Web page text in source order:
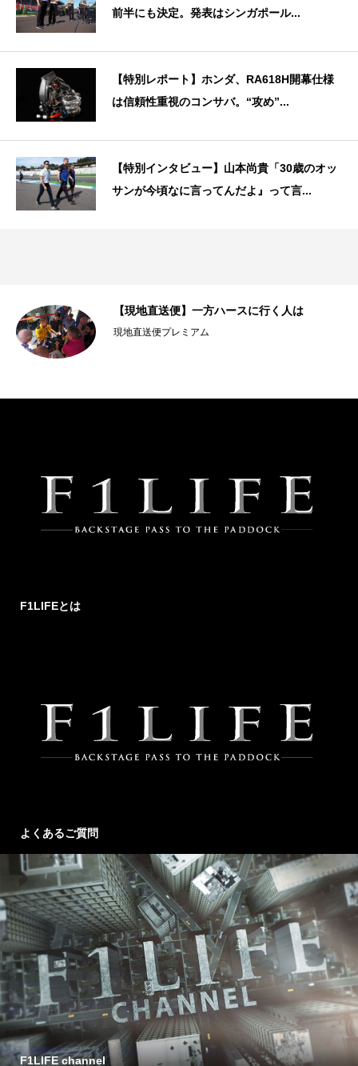
前半にも決定。発表はシンガポール...
【特別レポート】ホンダ、RA618H開幕仕様
は信頼性重視のコンサバ。“攻め”...
【特別インタビュー】山本尚貴「30歳のオッ
サンが今頃なに言ってんだよ』って言...
【現地直送便】一方ハースに行く人は
現地直送便プレミアム
F1LIFEとは
よくあるご質問
F1LIFE channel